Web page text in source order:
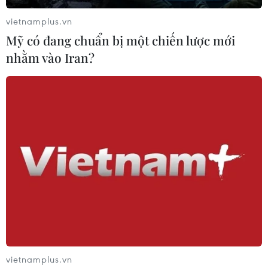
Ukraine mất hơn 400 triệu USD nếu Nga
chuyển khí đốt mỗi năm nếu Tập đoàn khí đốt Gazprom
của Nga được Ủy ban châu Âu cho phép tăng lượng
khí đốt vận chuyển qua đường ống OPAL.
vietnamplus.vn
Mỹ có đang chuẩn bị một chiến lược mới
nhằm vào Iran?
vietnamplus.vn